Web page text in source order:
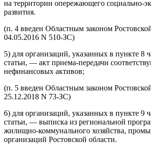
на территории опережающего социально-
развития.
(п. 4 введен Областным законом
04.05.2016 N 510-ЗС)
5) для организаций, указанных в пункте 8
статьи, — акт приема-передачи
нефинансовых активов;
(п. 5 введен Областным законом
25.12.2018 N 73-ЗС)
6) для организаций, указанных в пункте 9
статьи, — выписка из региональной
жилищно-коммунального хозяйства,
организаций Ростовской области.